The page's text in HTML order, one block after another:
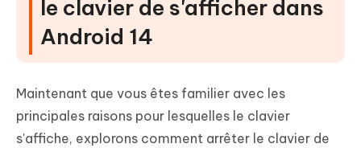
le clavier de s'afficher dans
Android 14
Maintenant que vous êtes familier avec les
principales raisons pour lesquelles le clavier
s'affiche, explorons comment arrêter le clavier de